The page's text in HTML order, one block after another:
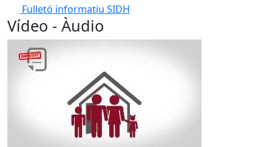
Fulletó informatiu SIDH
Vídeo - Àudio